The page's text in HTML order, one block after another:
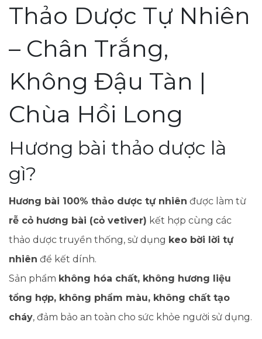
Thảo Dược Tự Nhiên
– Chân Trắng,
Không Đậu Tàn |
Chùa Hồi Long
Hương bài thảo dược là
gì?
Hương bài 100% thảo dược tự nhiên được làm từ
rễ cỏ hương bài (cỏ vetiver) kết hợp cùng các
thảo dược truyền thống, sử dụng keo bời lời tự
nhiên để kết dính.
Sản phẩm không hóa chất, không hương liệu
tổng hợp, không phẩm màu, không chất tạo
cháy, đảm bảo an toàn cho sức khỏe người sử dụng.